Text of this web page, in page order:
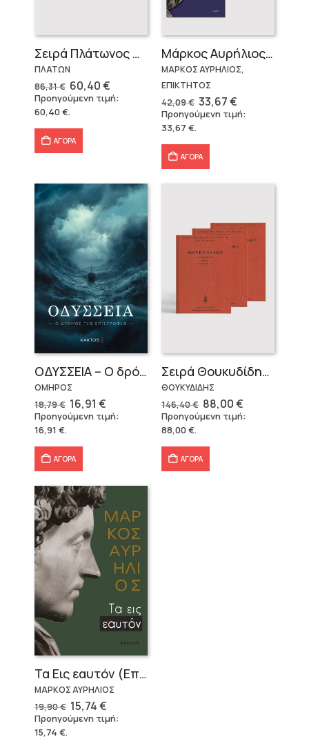
Σειρά Πλάτωνος Πολιτεία
ΠΛΑΤΩΝ
86,31€ Original
price
was:
86,31 €.
60,40€Η
τρέχουσα
τιμή
Προηγούμενη τιμή:
60,40€.
ΑΓΟΡΑ
Μάρκος Αυρήλιος & Επίκτητος (Επίτομα)
ΜΑΡΚΟΣ ΑΥΡΗΛΙΟΣ,
ΕΠΙΚΤΗΤΟΣ
42,09€ Original
price
was:
33,67€Η
τρέχουσα
τιμή
Προηγούμενη τιμή:
33,67 €.
ΑΓΟΡΑ
OΔΥΣΣΕΙΑ – Ο δρόμος της επιστροφής
ΟΜΗΡΟΣ
18,79€ Original
price
was:
16,91 €Η
τρέχουσα
τιμή
Προηγούμενη τιμή:
16,91 €.
ΑΓΟΡΑ
Σειρά Θουκυδίδης – Δεμένο (4 τόμοι)
ΘΟΥΚΥΔΙΔΗΣ
146,40€ Original
price
was:
88,00€Η
τρέχουσα
τιμή
Προηγούμενη τιμή:
88,00€.
ΑΓΟΡΑ
Τα Εις εαυτόν (Επίτομο) – Μάρκος Αυρήλιος
ΜΑΡΚΟΣ ΑΥΡΗΛΙΟΣ
19,90€ Original
price
was:
15,74€Η
τρέχουσα
τιμή
Προηγούμενη τιμή:
15,74 €.